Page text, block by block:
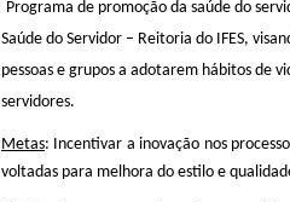
Programa de promoção da saúde do
Saúde do Servidor – Reitoria do IFES,
pessoas e grupos a adotarem hábitos de
servidores.
Metas: Incentivar a inovação nos
voltadas para melhora do estilo e